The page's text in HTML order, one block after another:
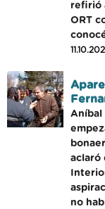
refirió
ORT
Aníbal
aclaró
no